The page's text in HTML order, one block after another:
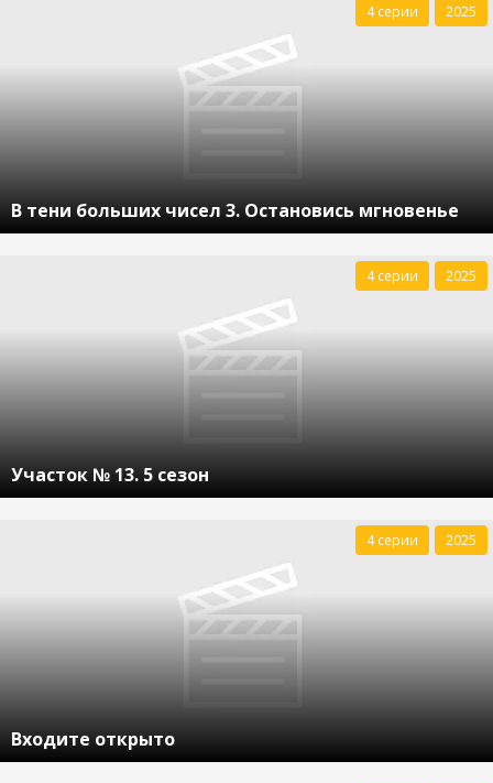
В тени больших чисел 3. Остановись мгновенье
4 серии 2025
Участок № 13. 5 сезон
4 серии 2025
Входите открыто
4 серии 2025